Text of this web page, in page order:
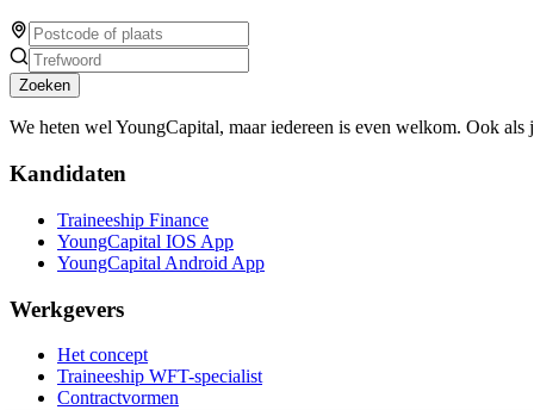
Zoeken
We heten wel YoungCapital, maar iedereen is even welkom. Ook
Kandidaten
Traineeship Finance
YoungCapital IOS App
YoungCapital Android App
Werkgevers
Het concept
Traineeship WFT-specialist
Contractvormen